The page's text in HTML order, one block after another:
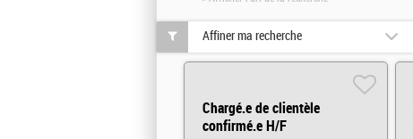
Chargé.e de clientèle
confirmé.e H/F
Affiner ma recherche